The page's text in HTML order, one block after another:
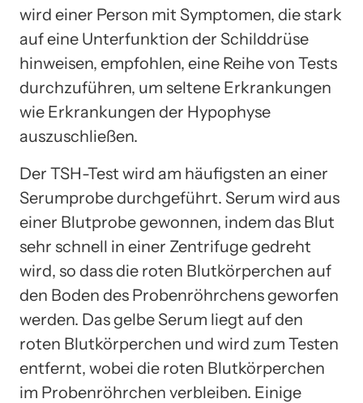
wird einer Person mit Symptomen, die stark
auf eine Unterfunktion der Schilddrüse
hinweisen, empfohlen, eine Reihe von Tests
durchzuführen, um seltene Erkrankungen
wie Erkrankungen der Hypophyse
auszuschließen.
Der TSH-Test wird am häufigsten an einer
Serumprobe durchgeführt. Serum wird aus
einer Blutprobe gewonnen, indem das Blut
sehr schnell in einer Zentrifuge gedreht
wird, so dass die roten Blutkörperchen auf
den Boden des Probenröhrchens geworfen
werden. Das gelbe Serum liegt auf den
roten Blutkörperchen und wird zum Testen
entfernt, wobei die roten Blutkörperchen
im Probenröhrchen verbleiben. Einige